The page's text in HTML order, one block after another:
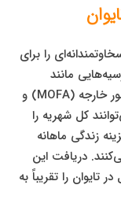
را برای
مانند
بورسیه دولت تایوان (MOE)، بورسیه وزارت امور خارجه (MOFA) و
کل شهریه را
زندگی ماهانه
می‌کنند. دریافت این
را تقریباً به